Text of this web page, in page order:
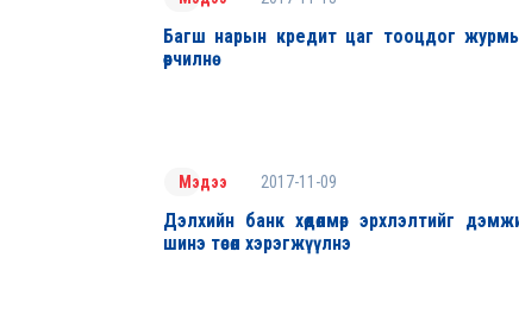
Багш нарын кредит цаг тооцдог
өөрчилнө
Мэдээ 2017-11-09
Дэлхийн банк хөдөлмөр эрхлэлтийг
шинэ төсөл хэрэгжүүлнэ